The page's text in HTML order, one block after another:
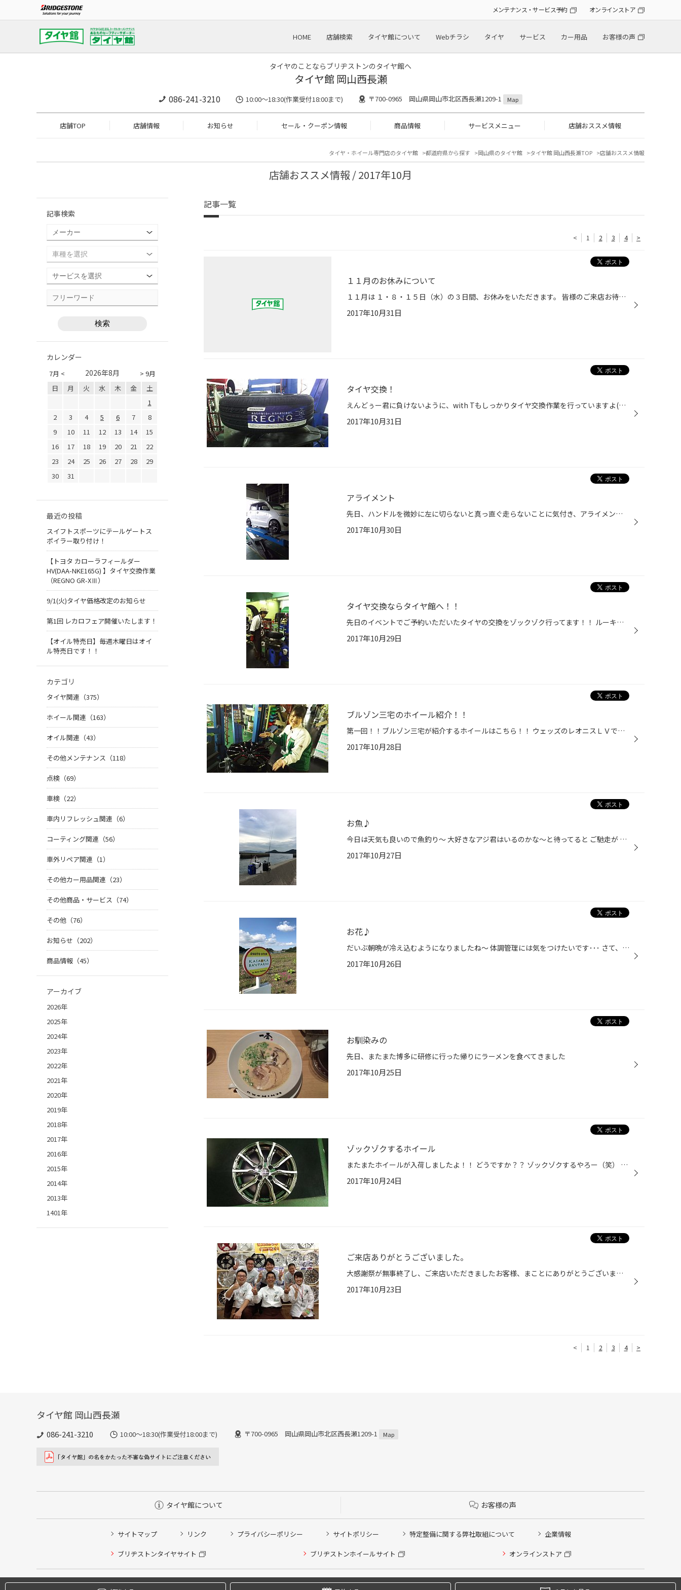
メンテナンス・サービス予約 オンラインストア
HOME 店舗検索 タイヤ館について Webチラシ タイヤ サービス カー用品 お客様の声
タイヤのことならブリヂストンのタイヤ館へ
タイヤ館 岡山西長瀬
086-241-3210 10:00〜18:30(作業受付18:00まで) 〒700-0965 岡山県岡山市北区西長瀬1209-1 Map
店舗TOP 店舗情報 お知らせ セール・クーポン情報 商品情報 サービスメニュー 店舗おススメ情報
タイヤ・ホイール専門店のタイヤ館 都道府県から探す 岡山県のタイヤ館 タイヤ館 岡山西長瀬TOP 店舗おススメ情報
店舗おススメ情報 / 2017年10月
記事一覧
< 1 2 3 4 >
１１月のお休みについて
１１月は １・８・１５日（水）の３日間、お休みをいただきます。 皆様のご来店お待ちしております。
2017年10月31日
タイヤ交換！
えんどぅー君に負けないように、with Tもしっかりタイヤ交換作業を行っていますよ(゜▽゜*) 今回はレグノを購入していただきました！！ 100キロ点検時に感想を聞くのが楽しみです(^o^)v
2017年10月31日
アライメント
先日、ハンドルを微妙に左に切らないと真っ直ぐ走らないことに気付き、アライメント測定をしてみました！ 数値はあまり問題無かったので、ハンドルのセンターだしを行い、真っ直ぐ走るようになりました！！ ハンドルがズレてるなぁ～や、タイヤが片側ばかり減るなぁ～という症状があれば、一度アラ...
2017年10月30日
タイヤ交換ならタイヤ館へ！！
先日のイベントでご予約いただいたタイヤの交換をゾックゾク行ってます！！ ルーキーえんどぅー君も着々とタイヤ交換をマスターしています(^o^)v タイヤ交換は俺に任せとけ！！Byえんどぅー タイヤ交換するなら、タイヤのプロがいるタイヤ館へどうぞ！！
2017年10月29日
ブルゾン三宅のホイール紹介！！
第一回！！ブルゾン三宅が紹介するホイールはこちら！！ ウェッズのレオニスＬＶです！！ アクセントの赤色がカッコいいでしょ～(゜▽゜*) どうですか～？？ ゾックゾクするやろ～！？！？ タイヤだけじゃない、ホイールもタイヤ館岡山西長瀬店までどうぞ！！
2017年10月28日
お魚♪
今日は天気も良いので魚釣り～ 大好きなアジ君はいるのかな～と待ってると ご馳走が こんなカニが泳いでくるので網は必ずね 笑 そしてお魚画像はいつもの取り忘れ・・・ とても楽しい休日をすごし次はどこに行こうかと計画を立てる村上でした。
2017年10月27日
お花♪
だいぶ朝晩が冷え込むようになりましたね～ 体調管理には気をつけたいです･･･ さて、たまには女子力高めな記事を。笑 笠岡のコスモス畑を見に行ってきました！ 1人で見に行ったのですが、なかなか寂しかったですね笑 お散歩がてら、良休日を過ごせました☆
2017年10月26日
お馴染みの
先日、またまた博多に研修に行った帰りにラーメンを食べてきました
2017年10月25日
ゾックゾクするホイール
またまたホイールが入荷しましたよ！！ どうですか？？ ゾックゾクするやろー（笑） まだまだ入荷していますので、後日紹介します。
2017年10月24日
ご来店ありがとうございました。
大感謝祭が無事終了し、ご来店いただきましたお客様、まことにありがとうございました。 台風の影響により、ふわふわドームを楽しみに来てくださったお客様には大変ご迷惑をおかけしました。 そして、今回のイベントに参加出来なかったお客様、これからもイベントを企画してまいりますので 、 楽し...
2017年10月23日
< 1 2 3 4 >
記事検索
カレンダー
7月 < > 9月
2026年8月
日 月 火 水 木 金
土
1
2
3 4 5 6 7
8
9
10 11 12 13 14
15
16
17 18 19 20 21
22
23
24 25 26 27 28
29
30
31
最近の投稿
スイフトスポーツにテールゲートス
ポイラー取り付け！
【トヨタ カローラフィールダー
HV(DAA-NKE165G) 】タイヤ交換作業
（REGNO GR-XⅢ）
9/1(火)タイヤ価格改定のお知らせ
第1回 レカロフェア開催いたします！
【オイル特売日】毎週木曜日はオイ
ル特売日です！！
カテゴリ
タイヤ関連（375）
ホイール関連（163）
オイル関連（43）
その他メンテナンス（118）
点検（69）
車検（22）
車内リフレッシュ関連（6）
コーティング関連（56）
車外リペア関連（1）
その他カー用品関連（23）
その他商品・サービス（74）
その他（76）
お知らせ（202）
商品情報（45）
アーカイブ
2026年
2025年
2024年
2023年
2022年
2021年
2020年
2019年
2018年
2017年
2016年
2015年
2014年
2013年
1401年
タイヤ館 岡山西長瀬
086-241-3210 10:00〜18:30(作業受付18:00まで) 〒700-0965 岡山県岡山市北区西長瀬1209-1 Map
タイヤ館について お客様の声
サイトマップ リンク プライバシーポリシー サイトポリシー 特定整備に関する弊社取組について 企業情報
ブリヂストンタイヤサイト ブリヂストンホイールサイト オンラインストア
Copyright © 2024 Bridgestone Retail Co.,Ltd. All rights Reserved.
タイヤ点検・安全点検/タイヤ履き替え/オイル交換/その他ピット作業の予約
クローク契約会員専用タイヤ履き替え※タイヤ履き替えを希望のクローク契約会員の方はこちらを選択ください
本日のタイヤ履き替え順番待ち予約 ※クローク契約会員の方はご利用いただけません